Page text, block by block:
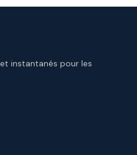
instantanés pour les